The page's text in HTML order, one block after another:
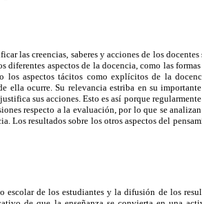
las creencias, saberes y acciones de los docentes
aspectos de la docencia, como las
aspectos tácitos como explícitos de la
ocurre. Su relevancia estriba en su
sus acciones. Esto es así porque
respecto a la evaluación, por lo que se
Los resultados sobre los otros aspectos del
escolar de los estudiantes y la difusión de los